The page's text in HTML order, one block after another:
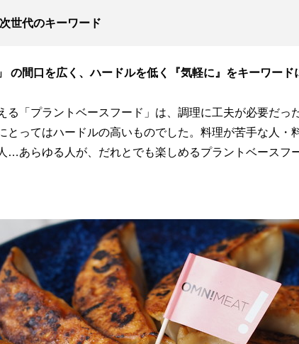
世代のキーワード
の間口を広く、ハードルを低く『気軽に』をキーワード
る「プラントベースフード」は、調理に工夫が必要だっ
とってはハードルの高いものでした。料理が苦手な人・
…あらゆる人が、だれとでも楽しめるプラントベースフ